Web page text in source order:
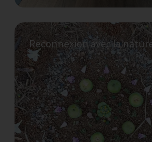
Reconnexion avec la
Vous n'avez pas envie de
Nous connaissons de nombreux
ères, chefs et dégustateurs
ont travaillé ici au fil des ans. De
maison à la cuisine de luxe, en
la cuisine sauvage, nos
s’adaptent à des régimes et des